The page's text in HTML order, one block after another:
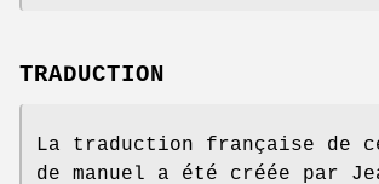
TRADUCTION
La traduction française de
de manuel a été créée par